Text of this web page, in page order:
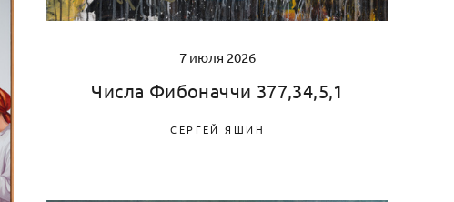
7 июля 2026
Числа Фибоначчи 377,34,5,1
СЕРГЕЙ ЯШИН